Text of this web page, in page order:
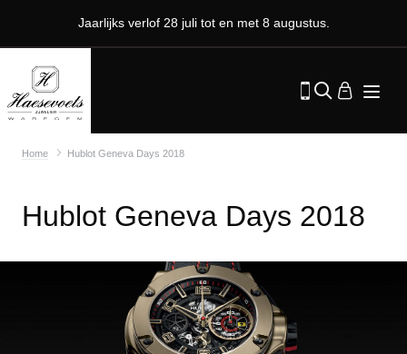
Jaarlijks verlof 28 juli tot en met 8 augustus.
Home Hublot Geneva Days 2018
Hublot Geneva Days 2018